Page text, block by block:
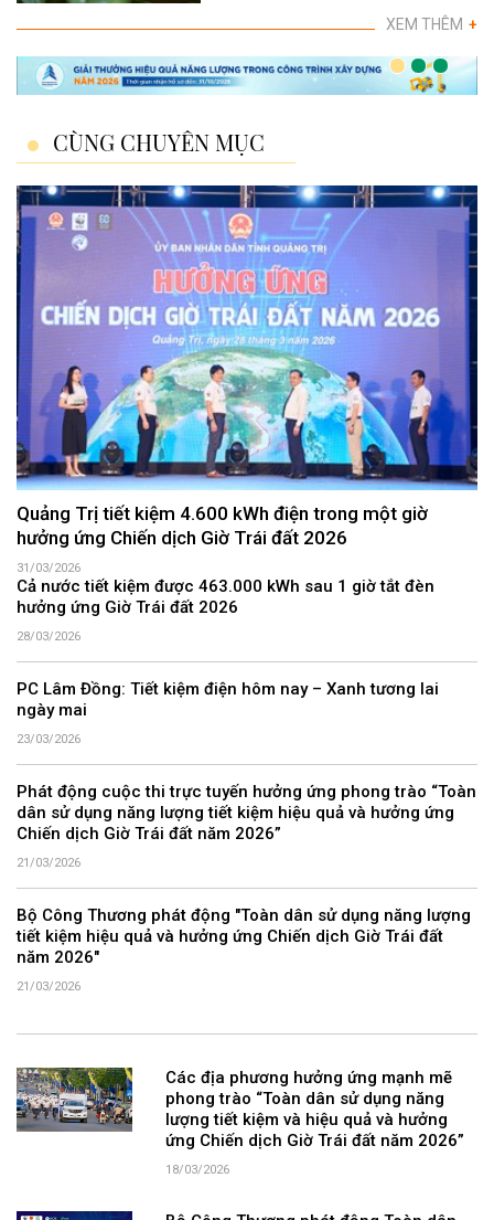
XEM THÊM +
CÙNG CHUYÊN MỤC
Quảng Trị tiết kiệm 4.600 kWh điện trong một giờ
hưởng ứng Chiến dịch Giờ Trái đất 2026
31/03/2026
Cả nước tiết kiệm được 463.000 kWh sau 1 giờ tắt đèn
hưởng ứng Giờ Trái đất 2026
28/03/2026
PC Lâm Đồng: Tiết kiệm điện hôm nay – Xanh tương lai
ngày mai
23/03/2026
Phát động cuộc thi trực tuyến hưởng ứng phong trào “Toàn
dân sử dụng năng lượng tiết kiệm hiệu quả và hưởng ứng
Chiến dịch Giờ Trái đất năm 2026”
21/03/2026
Bộ Công Thương phát động "Toàn dân sử dụng năng lượng
tiết kiệm hiệu quả và hưởng ứng Chiến dịch Giờ Trái đất
năm 2026"
21/03/2026
Các địa phương hưởng ứng mạnh mẽ
phong trào “Toàn dân sử dụng năng
lượng tiết kiệm và hiệu quả và hưởng
ứng Chiến dịch Giờ Trái đất năm 2026”
18/03/2026